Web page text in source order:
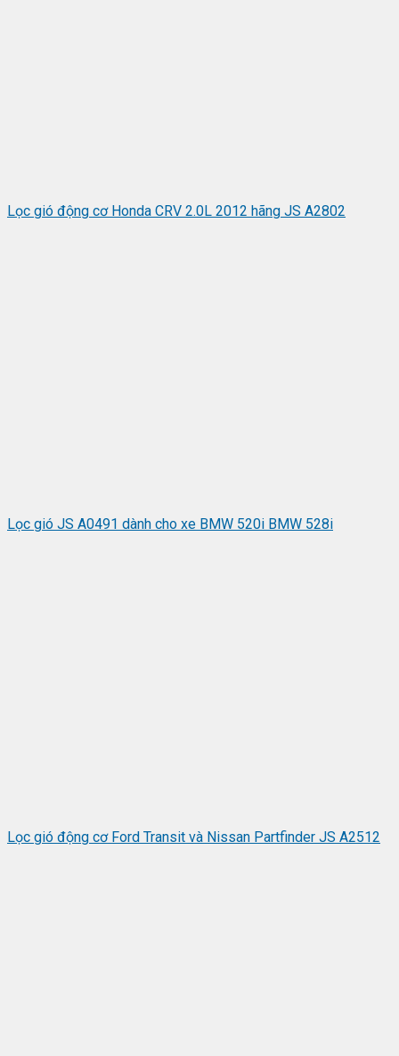
Lọc gió động cơ Honda CRV 2.0L 2012 hãng JS A2802
Lọc gió JS A0491 dành cho xe BMW 520i BMW 528i
Lọc gió động cơ Ford Transit và Nissan Partfinder JS A2512